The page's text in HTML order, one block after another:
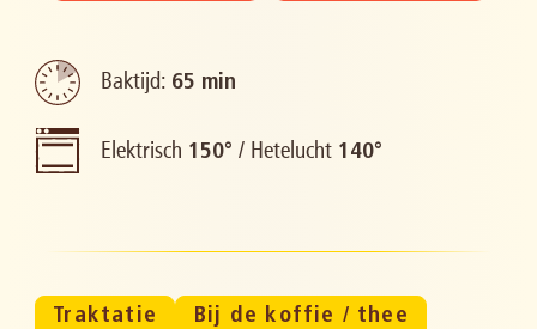
Baktijd: 65 min
Elektrisch 150° / Hetelucht 140°
Traktatie
Bij de koffie / thee